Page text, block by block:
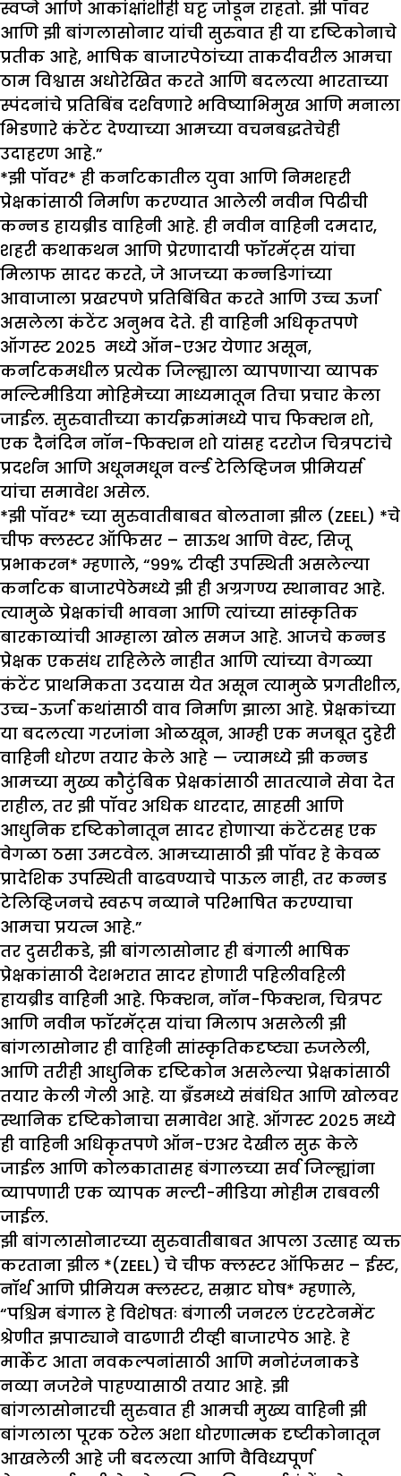
स्वप्ने आणि आकांक्षांशीही घट्ट जोडून राहतो. झी पॉवर
आणि झी बांगलासोनार यांची सुरुवात ही या दृष्टिकोनाचे
प्रतीक आहे, भाषिक बाजारपेठांच्या ताकदीवरील आमचा
ठाम विश्वास अधोरेखित करते आणि बदलत्या भारताच्या
स्पंदनांचे प्रतिबिंब दर्शवणारे भविष्याभिमुख आणि मनाला
भिडणारे कंटेंट देण्याच्या आमच्या वचनबद्धतेचेही
उदाहरण आहे.”
*झी पॉवर* ही कर्नाटकातील युवा आणि निमशहरी
प्रेक्षकांसाठी निर्माण करण्यात आलेली नवीन पिढीची
कन्नड हायब्रीड वाहिनी आहे. ही नवीन वाहिनी दमदार,
शहरी कथाकथन आणि प्रेरणादायी फॉरमॅट्स यांचा
मिलाफ सादर करते, जे आजच्या कन्नडिगांच्या
आवाजाला प्रखरपणे प्रतिबिंबित करते आणि उच्च ऊर्जा
असलेला कंटेंट अनुभव देते. ही वाहिनी अधिकृतपणे
ऑगस्ट २०२५ मध्ये ऑन-एअर येणार असून,
कर्नाटकमधील प्रत्येक जिल्ह्याला व्यापणाऱ्या व्यापक
मल्टिमीडिया मोहिमेच्या माध्यमातून तिचा प्रचार केला
जाईल. सुरुवातीच्या कार्यक्रमांमध्ये पाच फिक्शन शो,
एक दैनंदिन नॉन-फिक्शन शो यांसह दररोज चित्रपटांचे
प्रदर्शन आणि अधूनमधून वर्ल्ड टेलिव्हिजन प्रीमियर्स
यांचा समावेश असेल.
*झी पॉवर* च्या सुरुवातीबाबत बोलताना झील (ZEEL) *चे
चीफ क्लस्टर ऑफिसर – साऊथ आणि वेस्ट, सिजू
प्रभाकरन* म्हणाले, “९९% टीव्ही उपस्थिती असलेल्या
कर्नाटक बाजारपेठेमध्ये झी ही अग्रगण्य स्थानावर आहे.
त्यामुळे प्रेक्षकांची भावना आणि त्यांच्या सांस्कृतिक
बारकाव्यांची आम्हाला खोल समज आहे. आजचे कन्नड
प्रेक्षक एकसंध राहिलेले नाहीत आणि त्यांच्या वेगळ्या
कंटेंट प्राथमिकता उदयास येत असून त्यामुळे प्रगतीशील,
उच्च-ऊर्जा कथांसाठी वाव निर्माण झाला आहे. प्रेक्षकांच्या
या बदलत्या गरजांना ओळखून, आम्ही एक मजबूत दुहेरी
वाहिनी धोरण तयार केले आहे — ज्यामध्ये झी कन्नड
आमच्या मुख्य कौटुंबिक प्रेक्षकांसाठी सातत्याने सेवा देत
राहील, तर झी पॉवर अधिक धारदार, साहसी आणि
आधुनिक दृष्टिकोनातून सादर होणाऱ्या कंटेंटसह एक
वेगळा ठसा उमटवेल. आमच्यासाठी झी पॉवर हे केवळ
प्रादेशिक उपस्थिती वाढवण्याचे पाऊल नाही, तर कन्नड
टेलिव्हिजनचे स्वरूप नव्याने परिभाषित करण्याचा
आमचा प्रयत्न आहे.”
तर दुसरीकडे, झी बांगलासोनार ही बंगाली भाषिक
प्रेक्षकांसाठी देशभरात सादर होणारी पहिलीवहिली
हायब्रीड वाहिनी आहे. फिक्शन, नॉन-फिक्शन, चित्रपट
आणि नवीन फॉरमॅट्स यांचा मिलाप असलेली झी
बांगलासोनार ही वाहिनी सांस्कृतिकदृष्ट्या रुजलेली,
आणि तरीही आधुनिक दृष्टिकोन असलेल्या प्रेक्षकांसाठी
तयार केली गेली आहे. या ब्रँडमध्ये संबंधित आणि खोलवर
स्थानिक दृष्टिकोनाचा समावेश आहे. ऑगस्ट २०२५ मध्ये
ही वाहिनी अधिकृतपणे ऑन-एअर देखील सुरू केले
जाईल आणि कोलकातासह बंगालच्या सर्व जिल्ह्यांना
व्यापणारी एक व्यापक मल्टी-मीडिया मोहीम राबवली
जाईल.
झी बांगलासोनारच्या सुरुवातीबाबत आपला उत्साह व्यक्त
करताना झील *(ZEEL) चे चीफ क्लस्टर ऑफिसर – ईस्ट,
नॉर्थ आणि प्रीमियम क्लस्टर, सम्राट घोष* म्हणाले,
“पश्चिम बंगाल हे विशेषतः बंगाली जनरल एंटरटेनमेंट
श्रेणीत झपाट्याने वाढणारी टीव्ही बाजारपेठ आहे. हे
मार्केट आता नवकल्पनांसाठी आणि मनोरंजनाकडे
नव्या नजरेने पाहण्यासाठी तयार आहे. झी
बांगलासोनारची सुरुवात ही आमची मुख्य वाहिनी झी
बांगलाला पूरक ठरेल अशा धोरणात्मक दृष्टीकोनातून
आखलेली आहे जी बदलत्या आणि वैविध्यपूर्ण